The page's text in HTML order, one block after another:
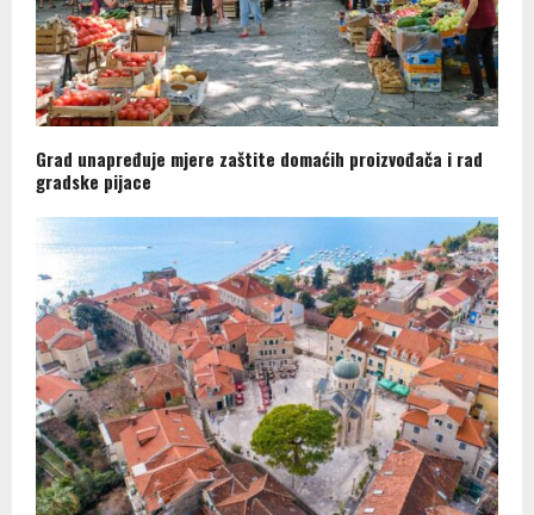
Grad unapređuje mjere zaštite domaćih proizvođača i rad
gradske pijace